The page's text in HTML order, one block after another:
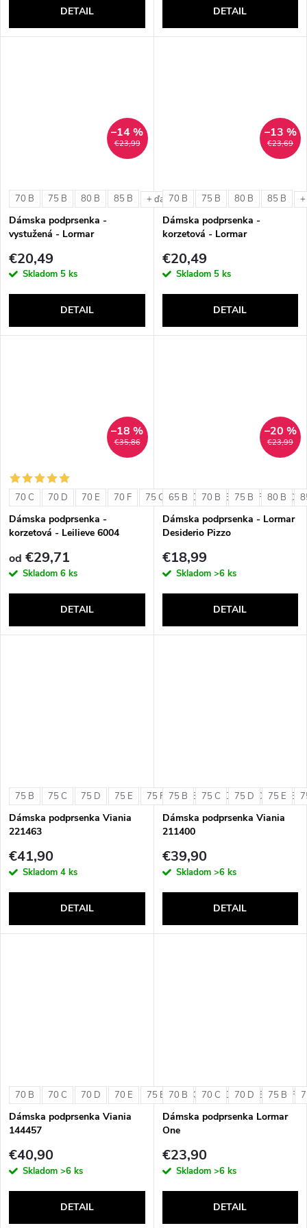
DETAIL DETAIL
€23,99
–14 %
70 B 75 B 80 B 85 B + ďalšie
Dámska podprsenka -
vystužená - Lormar
€20,49
Skladom 5 ks
DETAIL
€23,69
–13 %
70 B 75 B 80 B 85 B
Dámska podprsenka -
korzetová - Lormar
€20,49
Skladom 5 ks
DETAIL
€35,86
–18 %
70 C 70 D 70 E 70 F 75 C 75 D 75 E 75 F 80 C
Dámska podprsenka -
korzetová - Leilieve 6004
od €29,71
Skladom 6 ks
DETAIL
€23,99
–20 %
65 B 70 B 75 B 80 B
Dámska podprsenka - Lormar
Desiderio Pizzo
€18,99
Skladom >6 ks
DETAIL
75 B 75 C 75 D 75 E 75 F 80 B 80 C 80 D 80 E
Dámska podprsenka Viania
221463
€41,90
Skladom 4 ks
DETAIL
75 B 75 C 75 D 75 E
Dámska podprsenka Viania
211400
€39,90
Skladom >6 ks
DETAIL
70 B 70 C 70 D 70 E 75 B 75 C 75 D 75 E 75 F
Dámska podprsenka Viania
144457
€40,90
Skladom >6 ks
DETAIL
70 B 70 C 70 D 75 B
Dámska podprsenka Lormar
One
€23,90
Skladom >6 ks
DETAIL